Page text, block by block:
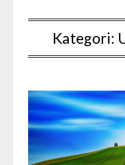
Kategori: